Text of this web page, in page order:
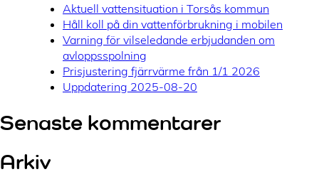
Aktuell vattensituation i Torsås kommun
Håll koll på din vattenförbrukning i mobilen
Varning för vilseledande erbjudanden om
avloppsspolning
Prisjustering fjärrvärme från 1/1 2026
Uppdatering 2025-08-20
Senaste kommentarer
Arkiv